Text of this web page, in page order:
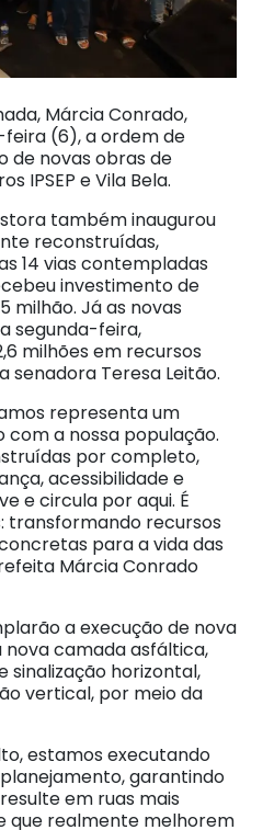
Márcia Conrado,
feira (6), a ordem de
de novas obras de
IPSEP e Vila Bela.
também inaugurou
reconstruídas,
14 vias contempladas
investimento de
milhão. Já as novas
segunda-feira,
milhões em recursos
senadora Teresa Leitão.
representa um
a nossa população.
por completo,
acessibilidade e
e circula por aqui. É
transformando recursos
para a vida das
Márcia Conrado
a execução de nova
nova camada asfáltica,
sinalização horizontal,
vertical, por meio da
estamos executando
garantindo
em ruas mais
que realmente melhorem